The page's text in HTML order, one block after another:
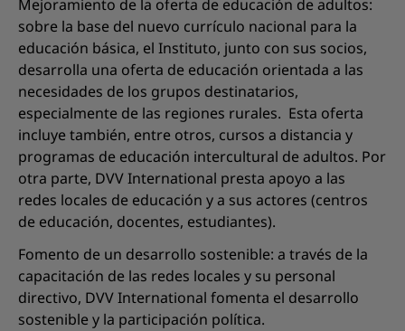
Mejoramiento de la oferta de educación de adultos:
sobre la base del nuevo currículo nacional para la
educación básica, el Instituto, junto con sus socios,
desarrolla una oferta de educación orientada a las
necesidades de los grupos destinatarios,
especialmente de las regiones rurales. Esta oferta
incluye también, entre otros, cursos a distancia y
programas de educación intercultural de adultos. Por
otra parte, DVV International presta apoyo a las
redes locales de educación y a sus actores (centros
de educación, docentes, estudiantes).
Fomento de un desarrollo sostenible: a través de la
capacitación de las redes locales y su personal
directivo, DVV International fomenta el desarrollo
sostenible y la participación política.